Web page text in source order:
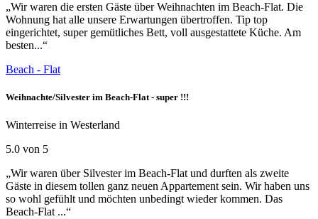
„Wir waren die ersten Gäste über Weihnachten im Beach-Flat. Die
Wohnung hat alle unsere Erwartungen übertroffen. Tip top
eingerichtet, super gemütliches Bett, voll ausgestattete Küche. Am
besten...“
Beach - Flat
Weihnachte/Silvester im Beach-Flat - super !!!
Winterreise in Westerland
5.0 von 5
„Wir waren über Silvester im Beach-Flat und durften als zweite
Gäste in diesem tollen ganz neuen Appartement sein. Wir haben uns
so wohl gefühlt und möchten unbedingt wieder kommen. Das
Beach-Flat ...“